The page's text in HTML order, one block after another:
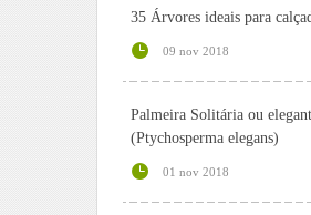
35 Árvores ideais para
09 nov 2018
Palmeira Solitária ou
(Ptychosperma elegans)
01 nov 2018